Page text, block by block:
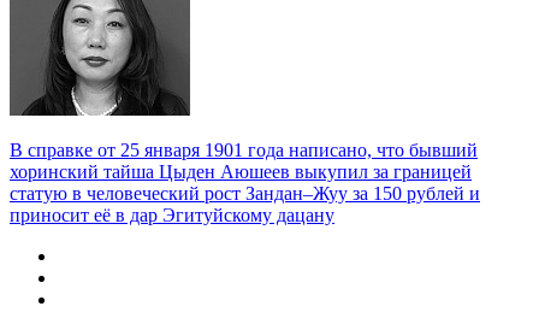
В справке от 25 января 1901 года написано, что бывший
хоринский тайша Цыден Аюшеев выкупил за границей
статую в человеческий рост Зандан–Жуу за 150 рублей и
приносит её в дар Эгитуйскому дацану